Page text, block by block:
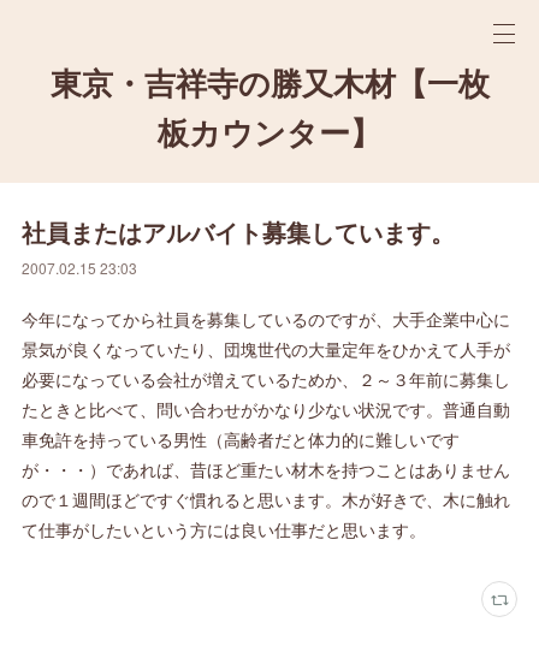
東京・吉祥寺の勝又木材【一枚
板カウンター】
社員またはアルバイト募集しています。
2007.02.15 23:03
今年になってから社員を募集しているのですが、大手企業中心に
景気が良くなっていたり、団塊世代の大量定年をひかえて人手が
必要になっている会社が増えているためか、２～３年前に募集し
たときと比べて、問い合わせがかなり少ない状況です。普通自動
車免許を持っている男性（高齢者だと体力的に難しいです
が・・・）であれば、昔ほど重たい材木を持つことはありません
ので１週間ほどですぐ慣れると思います。木が好きで、木に触れ
て仕事がしたいという方には良い仕事だと思います。